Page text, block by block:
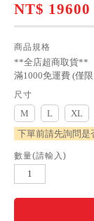
NT$ 19600
商品規格
**全店超商取貨**
滿1000免運費 (僅
尺寸
M L XL
數量(請輸入)